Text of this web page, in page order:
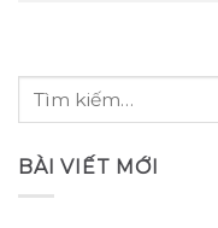
BÀI VIẾT MỚI